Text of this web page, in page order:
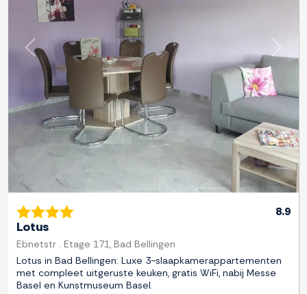
Previous Next
8.9
Lotus
Ebnetstr . Etage 171, Bad Bellingen
Lotus in Bad Bellingen: Luxe 3-slaapkamerappartementen
met compleet uitgeruste keuken, gratis WiFi, nabij Messe
Basel en Kunstmuseum Basel.